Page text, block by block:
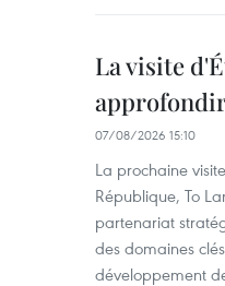
La visite
07/08/2026 15:10
La prochaine
République, To
partenariat
des domaines
développement